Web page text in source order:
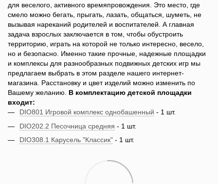
для веселого, активного времяпровождения. Это место, где
смело можно бегать, прыгать, лазать, общаться, шуметь, не
вызывая нареканий родителей и воспитателей. А главная
задача взрослых заключается в том, чтобы обустроить
территорию, играть на которой не только интересно, весело,
но и безопасно. Именно такие прочные, надежные площадки
и комплексы для разнообразных подвижных детских игр мы
предлагаем выбрать в этом разделе нашего интернет-
магазина. Расстановку и цвет изделий можно изменить по
Вашему желанию. В комплектацию детской площадки
входит:
DIO801 Игровой комплекс однобашенный - 1 шт.
DIO202.2 Песочница средняя - 1 шт.
DIO308.1 Карусель "Классик" - 1 шт.